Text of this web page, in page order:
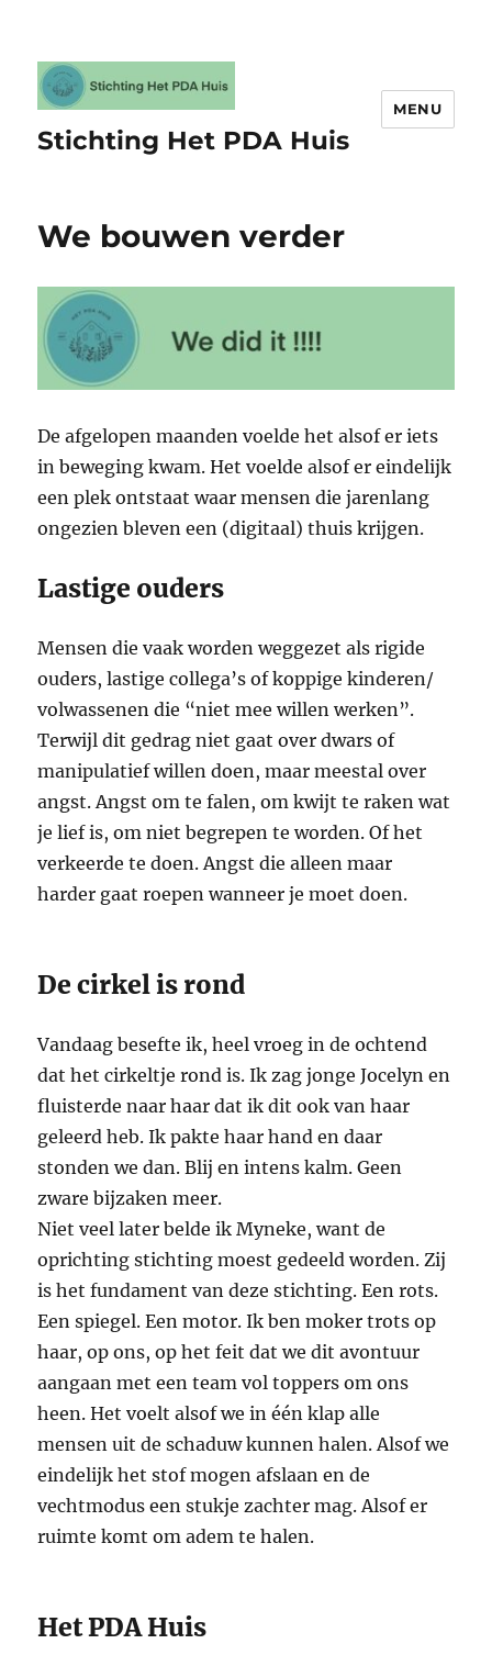
Stichting Het PDA Huis
MENU
We bouwen verder
De afgelopen maanden voelde het alsof er iets
in beweging kwam. Het voelde alsof er eindelijk
een plek ontstaat waar mensen die jarenlang
ongezien bleven een (digitaal) thuis krijgen.
Lastige ouders
Mensen die vaak worden weggezet als rigide
ouders, lastige collega’s of koppige kinderen/
volwassenen die “niet mee willen werken”.
Terwijl dit gedrag niet gaat over dwars of
manipulatief willen doen, maar meestal over
angst. Angst om te falen, om kwijt te raken wat
je lief is, om niet begrepen te worden. Of het
verkeerde te doen. Angst die alleen maar
harder gaat roepen wanneer je moet doen.
De cirkel is rond
Vandaag besefte ik, heel vroeg in de ochtend
dat het cirkeltje rond is. Ik zag jonge Jocelyn en
fluisterde naar haar dat ik dit ook van haar
geleerd heb. Ik pakte haar hand en daar
stonden we dan. Blij en intens kalm. Geen
zware bijzaken meer.
Niet veel later belde ik Myneke, want de
oprichting stichting moest gedeeld worden. Zij
is het fundament van deze stichting. Een rots.
Een spiegel. Een motor. Ik ben moker trots op
haar, op ons, op het feit dat we dit avontuur
aangaan met een team vol toppers om ons
heen. Het voelt alsof we in één klap alle
mensen uit de schaduw kunnen halen. Alsof we
eindelijk het stof mogen afslaan en de
vechtmodus een stukje zachter mag. Alsof er
ruimte komt om adem te halen.
Het PDA Huis